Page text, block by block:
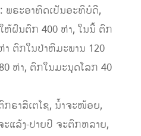
ະອາທິດເປັນອະທິບໍດີ,
ຫ້ຝົນຕົກ 400 ຫ່າ, ໃນນີ້ ຕົກ
ຕົກໃນປ່າຫິມະພານ 120
ຫ່າ, ຕົກໃນມະນຸດໂລກ 40
ສີເຕໂຊ, ນ້ຳຈະໜ້ອຍ,
ແລ້ງ-ປາຍປີ ຈະຕົກຫລາຍ,